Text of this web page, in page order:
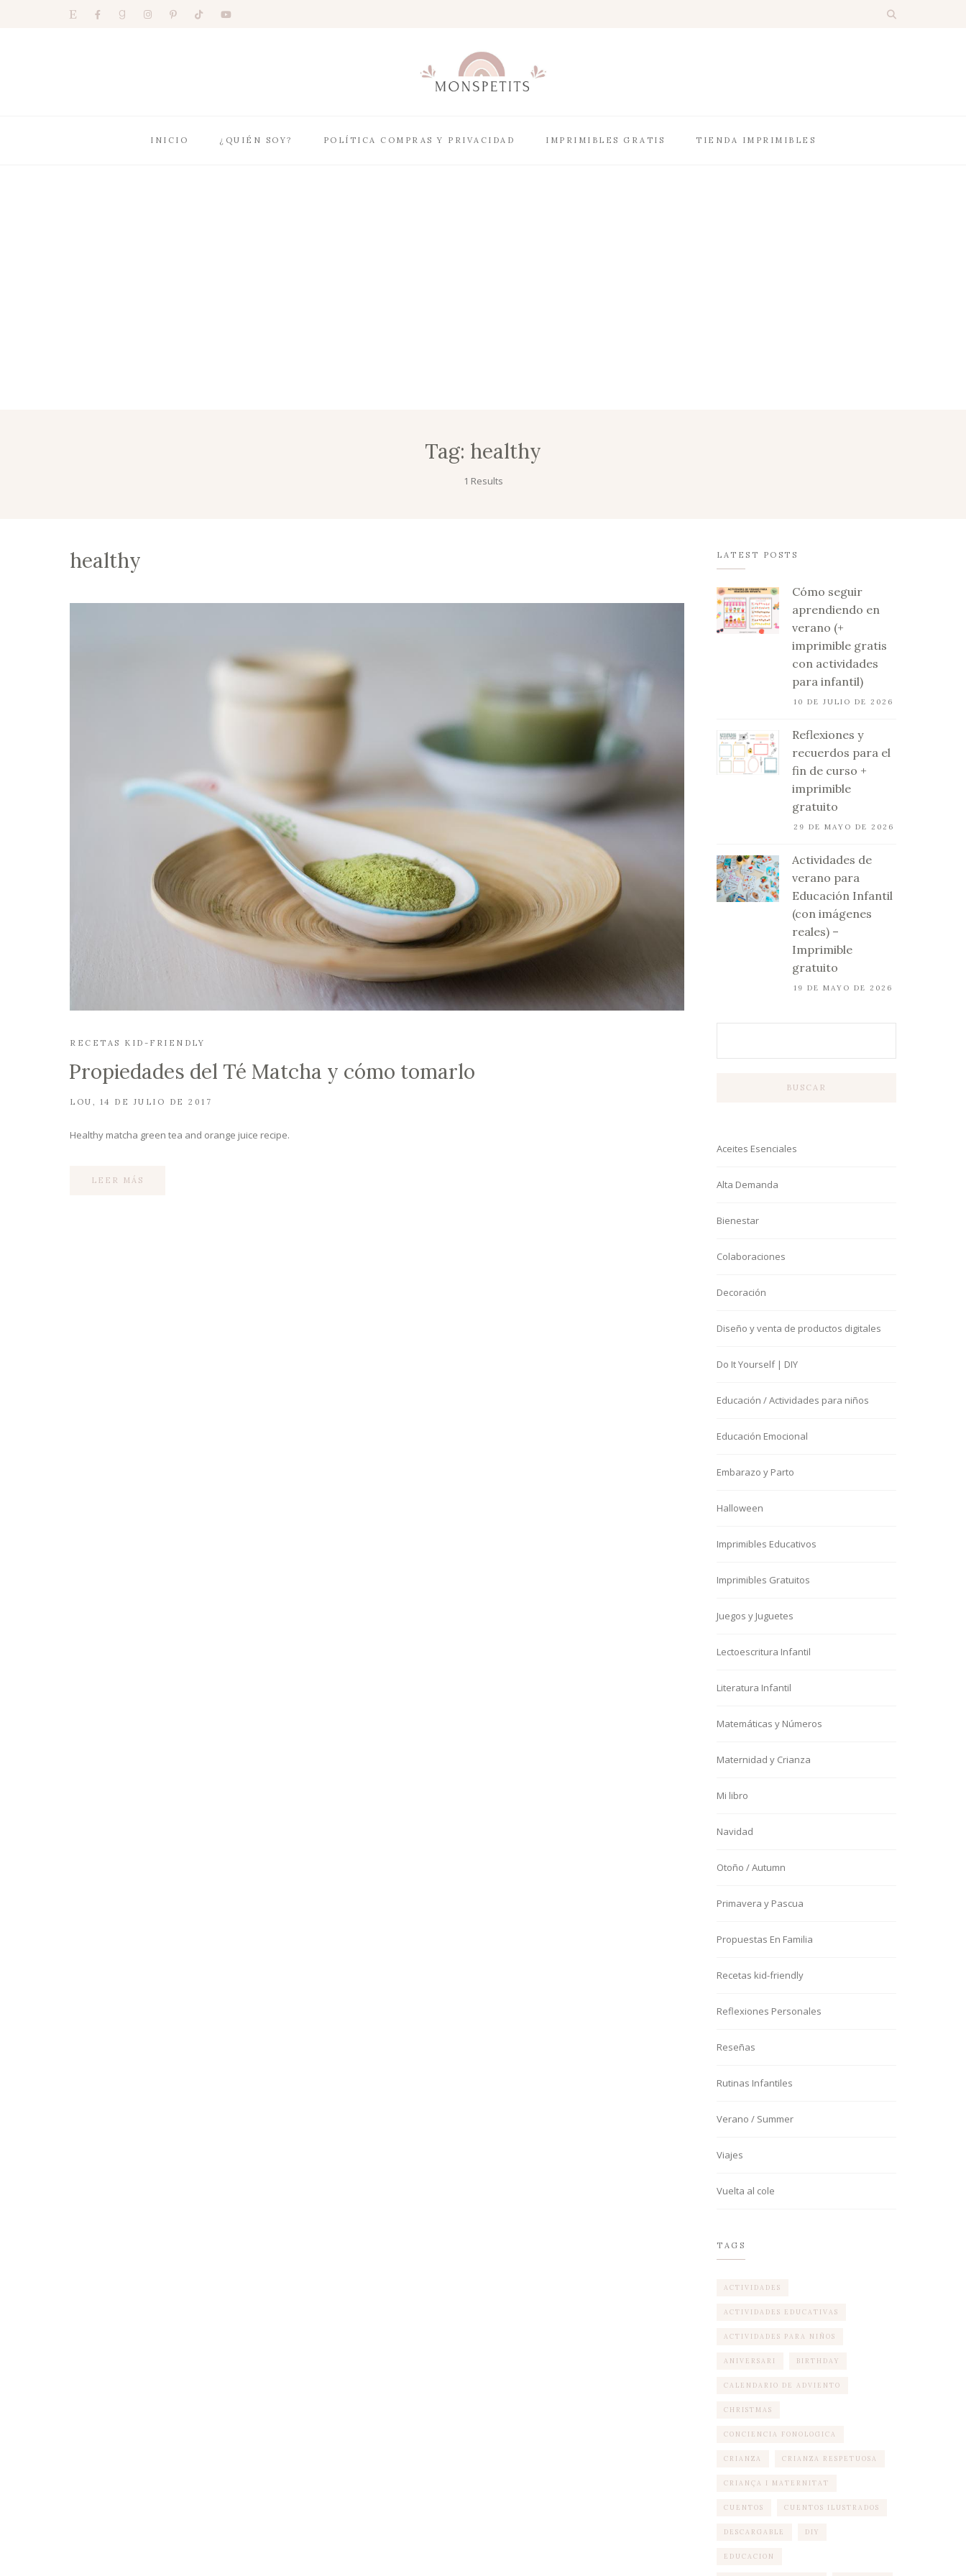
INICIO ¿QUIÉN SOY? POLÍTICA COMPRAS Y PRIVACIDAD IMPRIMIBLES GRATIS TIENDA IMPRIMIBLES
Tag: healthy
1 Results
healthy
RECETAS KID-FRIENDLY
Propiedades del Té Matcha y cómo tomarlo
LOU 14 DE JULIO DE 2017
Healthy matcha green tea and orange juice recipe.
LEER MÁS
LATEST POSTS
Cómo seguir
aprendiendo en
verano (+
imprimible gratis
con actividades
para infantil)
10 DE JULIO DE 2026
Reflexiones y
recuerdos para el
fin de curso +
imprimible
gratuito
29 DE MAYO DE 2026
Actividades de
verano para
Educación Infantil
(con imágenes
reales) –
Imprimible
gratuito
19 DE MAYO DE 2026
BUSCAR
Aceites Esenciales
Alta Demanda
Bienestar
Colaboraciones
Decoración
Diseño y venta de productos digitales
Do It Yourself | DIY
Educación / Actividades para niños
Educación Emocional
Embarazo y Parto
Halloween
Imprimibles Educativos
Imprimibles Gratuitos
Juegos y Juguetes
Lectoescritura Infantil
Literatura Infantil
Matemáticas y Números
Maternidad y Crianza
Mi libro
Navidad
Otoño / Autumn
Primavera y Pascua
Propuestas En Familia
Recetas kid-friendly
Reflexiones Personales
Reseñas
Rutinas Infantiles
Verano / Summer
Viajes
Vuelta al cole
TAGS
ACTIVIDADES
ACTIVIDADES EDUCATIVAS
ACTIVIDADES PARA NIÑOS
ANIVERSARI BIRTHDAY
CALENDARIO DE ADVIENTO
CHRISTMAS
CONCIENCIA FONOLOGICA
CRIANZA CRIANZA RESPETUOSA
CRIANÇA I MATERNITAT
CUENTOS CUENTOS ILUSTRADOS
DESCARGABLE DIY
EDUCACION